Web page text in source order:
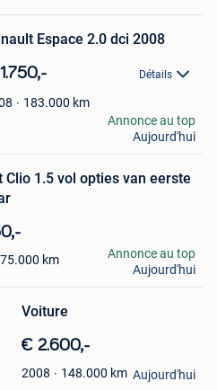
Espace 2.0 dci 2008
Détails
183.000 km
Annonce au top
Aujourd'hui
Clio 1.5 vol opties van eerste
km
Annonce au top
Aujourd'hui
Voiture
€ 2.600,-
2008 148.000 km Aujourd'hui